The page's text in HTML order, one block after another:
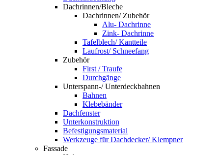
Dachrinnen/Bleche
Dachrinnen/ Zubehör
Alu- Dachrinne
Zink- Dachrinne
Tafelblech/ Kantteile
Laufrost/ Schneefang
Zubehör
First / Traufe
Durchgänge
Unterspann-/ Unterdeckbahnen
Bahnen
Klebebänder
Dachfenster
Unterkonstruktion
Befestigungsmaterial
Werkzeuge für Dachdecker/ Klempner
Fassade